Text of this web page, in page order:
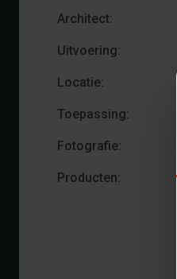
Architect:
Uitvoering:
Locatie:
Toepassing:
Fotografie:
Producten: